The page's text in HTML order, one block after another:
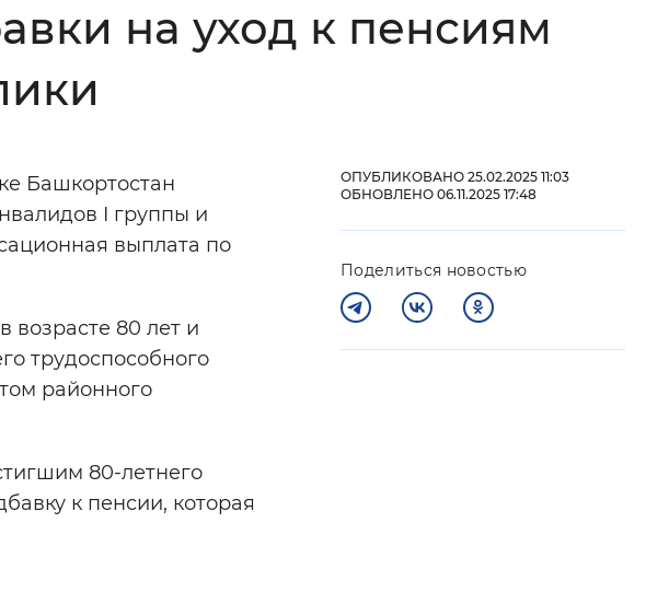
Повторить
на уход к пенсиям
Башкортостан
I группы и
выплата по
возрасте 80 лет и
трудоспособного
районного
80-летнего
к пенсии, которая
ОПУБЛИКОВАНО 25.02.2025 11:03
ОБНОВЛЕНО 06.11.2025 17:48
Поделиться новостью